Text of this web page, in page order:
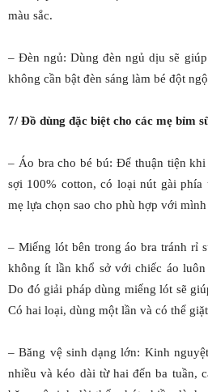
màu sắc.
– Đèn ngủ: Dùng đèn ngủ dịu sẽ
không cần bật đèn sáng làm bé đột
7/ Đồ dùng đặc biệt cho các mẹ bỉm
– Áo bra cho bé bú: Để thuận tiện
sợi 100% cotton, có loại nút gài phía
mẹ lựa chọn sao cho phù hợp với mình
– Miếng lót bên trong áo bra tránh rỉ
không ít lần khổ sở với chiếc áo
Do đó giải pháp dùng miếng lót sẽ
Có hai loại, dùng một lần và có thể
– Băng vệ sinh dạng lớn: Kinh
nhiều và kéo dài từ hai đến ba tuần,